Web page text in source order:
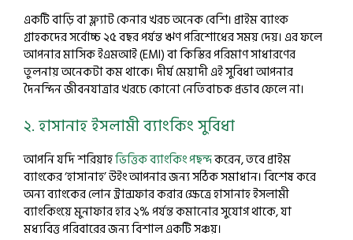
একটি বাড়ি বা ফ্ল্যাট কেনার খরচ অনেক বেশি। প্রাইম ব্যাংক
গ্রাহকদের সর্বোচ্চ ২৫ বছর পর্যন্ত ঋণ পরিশোধের সময় দেয়। এর ফলে
আপনার মাসিক ইএমআই (EMI) বা কিস্তির পরিমাণ সাধারণের
তুলনায় অনেকটা কম থাকে। দীর্ঘ মেয়াদী এই সুবিধা আপনার
দৈনন্দিন জীবনযাত্রার খরচে কোনো নেতিবাচক প্রভাব ফেলে না।
২. হাসানাহ ইসলামী ব্যাংকিং সুবিধা
আপনি যদি শরিয়াহভিত্তিক ব্যাংকিং পছন্দকরেন, তবে প্রাইম
ব্যাংকের ‘হাসানাহ’ উইং আপনার জন্য সঠিক সমাধান। বিশেষ করে
অন্য ব্যাংকের লোন ট্রান্সফার করার ক্ষেত্রে হাসানাহ ইসলামী
ব্যাংকিংয়ে মুনাফার হার ২% পর্যন্ত কমানোর সুযোগ থাকে, যা
মধ্যবিত্ত পরিবারের জন্য বিশাল একটি সঞ্চয়।